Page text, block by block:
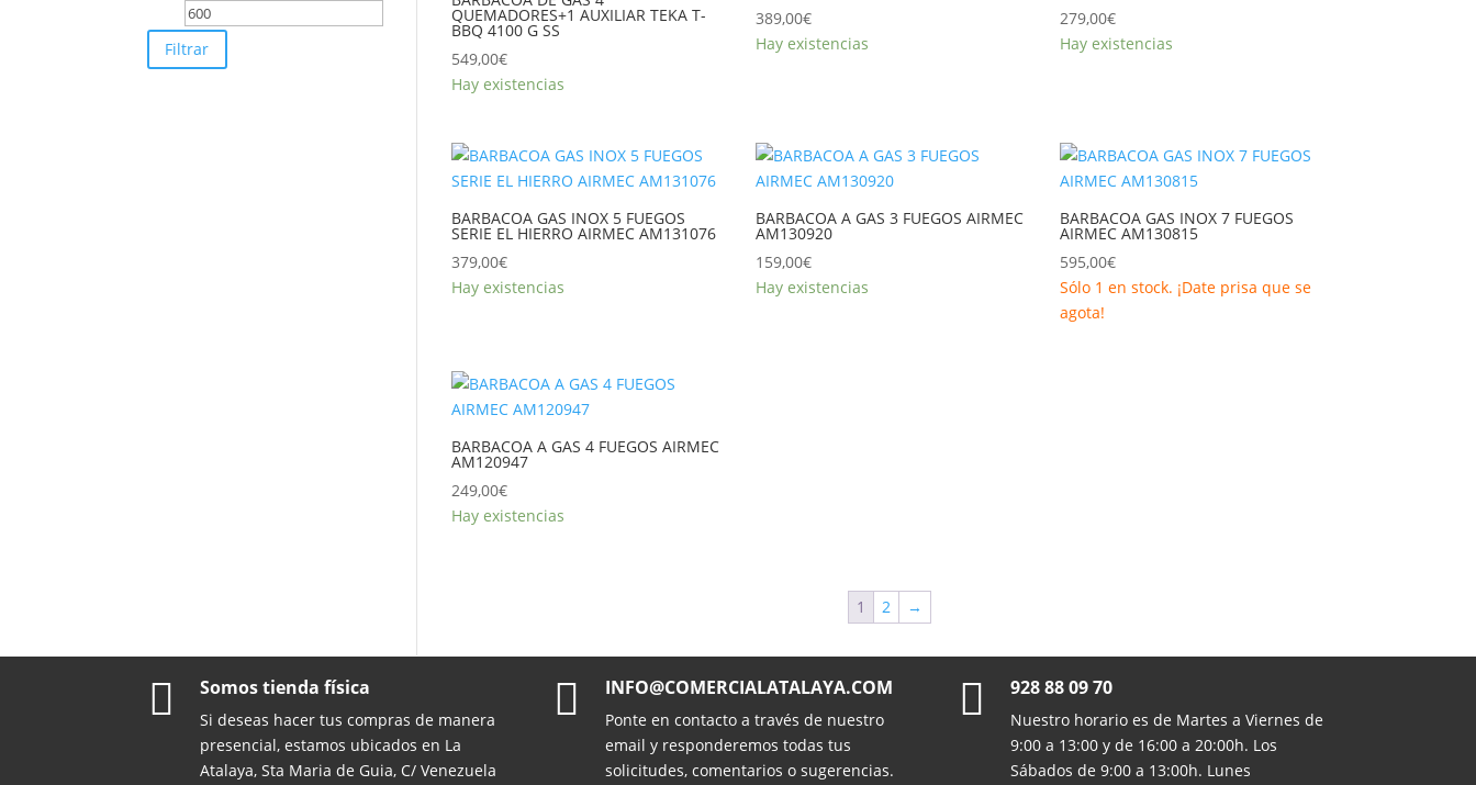
QUEMADORES+1 AUXILIAR TEKA T-
BBQ 4100 G SS
549,00€
Hay existencias
389,00€
Hay existencias
279,00€
Hay existencias
BARBACOA GAS INOX 5 FUEGOS
SERIE EL HIERRO AIRMEC AM131076
379,00€
Hay existencias
BARBACOA A GAS 3 FUEGOS AIRMEC
AM130920
159,00€
Hay existencias
BARBACOA GAS INOX 7 FUEGOS
AIRMEC AM130815
595,00€
Sólo 1 en stock. ¡Date prisa que se
agota!
BARBACOA A GAS 4 FUEGOS AIRMEC
AM120947
249,00€
Hay existencias
1 2 →
mínimo
Filtrar
 Somos tienda física
Si deseas hacer tus compras de manera
presencial, estamos ubicados en La
Atalaya, Sta Maria de Guia, C/ Venezuela
 INFO@COMERCIALATALAYA.COM
Ponte en contacto a través de nuestro
email y responderemos todas tus
solicitudes, comentarios o sugerencias.
 928 88 09 70
Nuestro horario es de Martes a Viernes de
9:00 a 13:00 y de 16:00 a 20:00h. Los
Sábados de 9:00 a 13:00h. Lunes